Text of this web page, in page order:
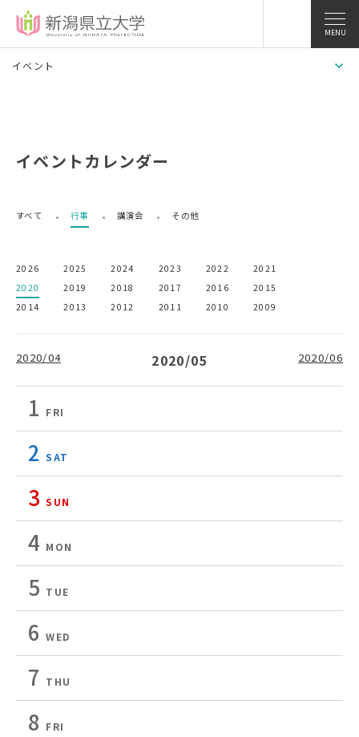
MENU
イベント
イベントカレンダー
すべて 行事 講演会 その他
2026 2025 2024 2023 2022
2021
2020
2019 2018 2017 2016
2015
2014
2013 2012 2011 2010 2009
2020/04 2020/06
2020/05
1 FRI
2 SAT
3 SUN
4 MON
5 TUE
6 WED
7 THU
8 FRI